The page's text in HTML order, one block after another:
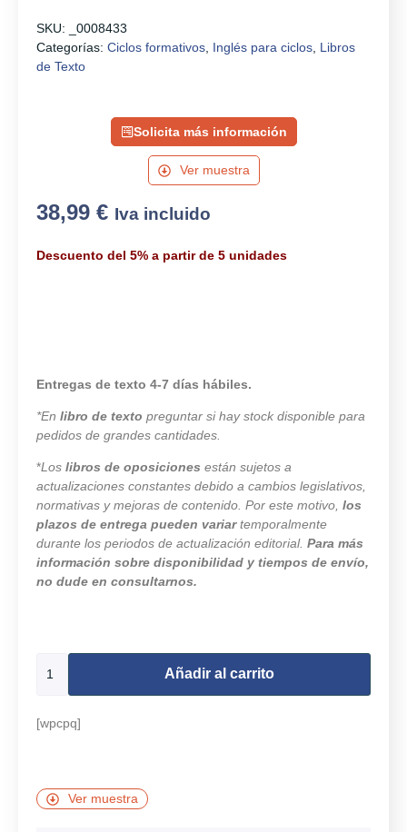
SKU:
_0008433
Categorías: Ciclos formativos Inglés para ciclos Libros
de Texto
Solicita más información
Ver muestra
38,99 € Iva incluido
Descuento del 5% a partir de 5 unidades
Entregas de texto 4-7 días hábiles.
*En libro de texto preguntar si hay stock disponible para
pedidos de grandes cantidades.
*Los libros de oposiciones están sujetos a
actualizaciones constantes debido a cambios legislativos,
normativas y mejoras de contenido. Por este motivo, los
plazos de entrega pueden variartemporalmente
durante los periodos de actualización editorial. Para más
información sobre disponibilidad y tiempos de envío,
no dude en consultarnos.
Añadir al carrito
[wpcpq]
Ver muestra